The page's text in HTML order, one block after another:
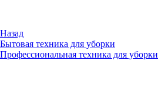
Назад
Бытовая техника для уборки
Профессиональная техника для уборки